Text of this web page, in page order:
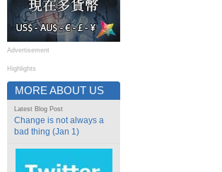
Advertisement
Highlights
MORE ABOUT US
Latest Blog Post
Change is not always a
bad thing (Jan 1)